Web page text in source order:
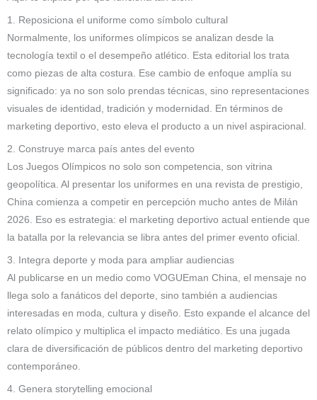
1. Reposiciona el uniforme como símbolo cultural
Normalmente, los uniformes olímpicos se analizan desde la
tecnología textil o el desempeño atlético. Esta editorial los trata
como piezas de alta costura. Ese cambio de enfoque amplía su
significado: ya no son solo prendas técnicas, sino representaciones
visuales de identidad, tradición y modernidad. En términos de
marketing deportivo, esto eleva el producto a un nivel aspiracional.
2. Construye marca país antes del evento
Los Juegos Olímpicos no solo son competencia, son vitrina
geopolítica. Al presentar los uniformes en una revista de prestigio,
China comienza a competir en percepción mucho antes de Milán
2026. Eso es estrategia: el marketing deportivo actual entiende que
la batalla por la relevancia se libra antes del primer evento oficial.
3. Integra deporte y moda para ampliar audiencias
Al publicarse en un medio como VOGUEman China, el mensaje no
llega solo a fanáticos del deporte, sino también a audiencias
interesadas en moda, cultura y diseño. Esto expande el alcance del
relato olímpico y multiplica el impacto mediático. Es una jugada
clara de diversificación de públicos dentro del marketing deportivo
contemporáneo.
4. Genera storytelling emocional